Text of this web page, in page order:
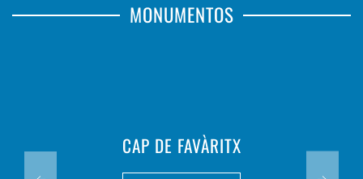
MONUMENTOS
CAP DE FAVÀRITX